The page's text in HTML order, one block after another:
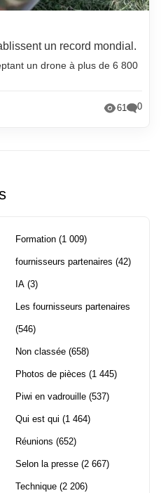
un record mondial.
un drone à plus de 6 800
61 0
Formation (1 009)
fournisseurs partenaires (42)
IA (3)
Les fournisseurs partenaires
(546)
Non classée (658)
Photos de pièces (1 445)
Piwi en vadrouille (537)
Qui est qui (1 464)
Réunions (652)
Selon la presse (2 667)
Technique (2 206)